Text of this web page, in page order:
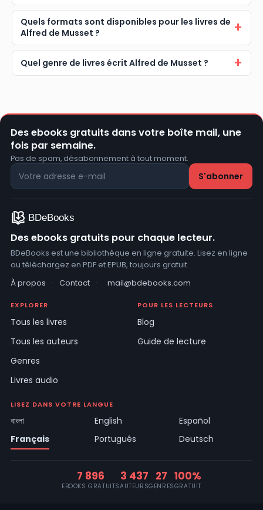
Quels formats sont disponibles pour les livres de
Alfred de Musset ?
Quel genre de livres écrit Alfred de Musset ?
Des ebooks gratuits dans votre boîte mail, une
fois par semaine.
Pas de spam, désabonnement à tout moment.
Des ebooks gratuits pour chaque lecteur.
BDeBooks est une bibliothèque en ligne gratuite. Lisez en ligne
ou téléchargez en PDF et EPUB, toujours gratuit.
À propos
· Contact · mail@bdebooks.com
EXPLORER
Tous les livres
Tous les auteurs
Genres
Livres audio
POUR LES LECTEURS
Blog
Guide de lecture
LISEZ DANS VOTRE LANGUE
বাংলা English
Español
Français
Português Deutsch
7 896
EBOOKS GRATUITS
3 437
AUTEURS
27
GENRES
100%
GRATUIT